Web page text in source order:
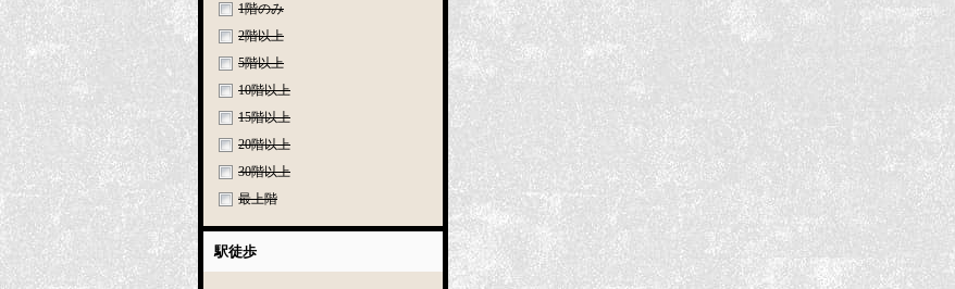
1階のみ
2階以上
5階以上
10階以上
15階以上
20階以上
30階以上
最上階
駅徒歩